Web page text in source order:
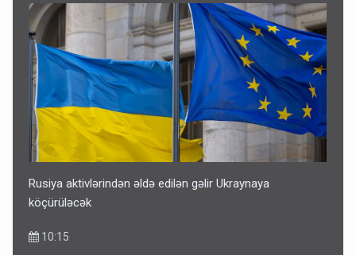
Rusiya aktivlərindən əldə edilən gəlir Ukraynaya
köçürüləcək
10:15